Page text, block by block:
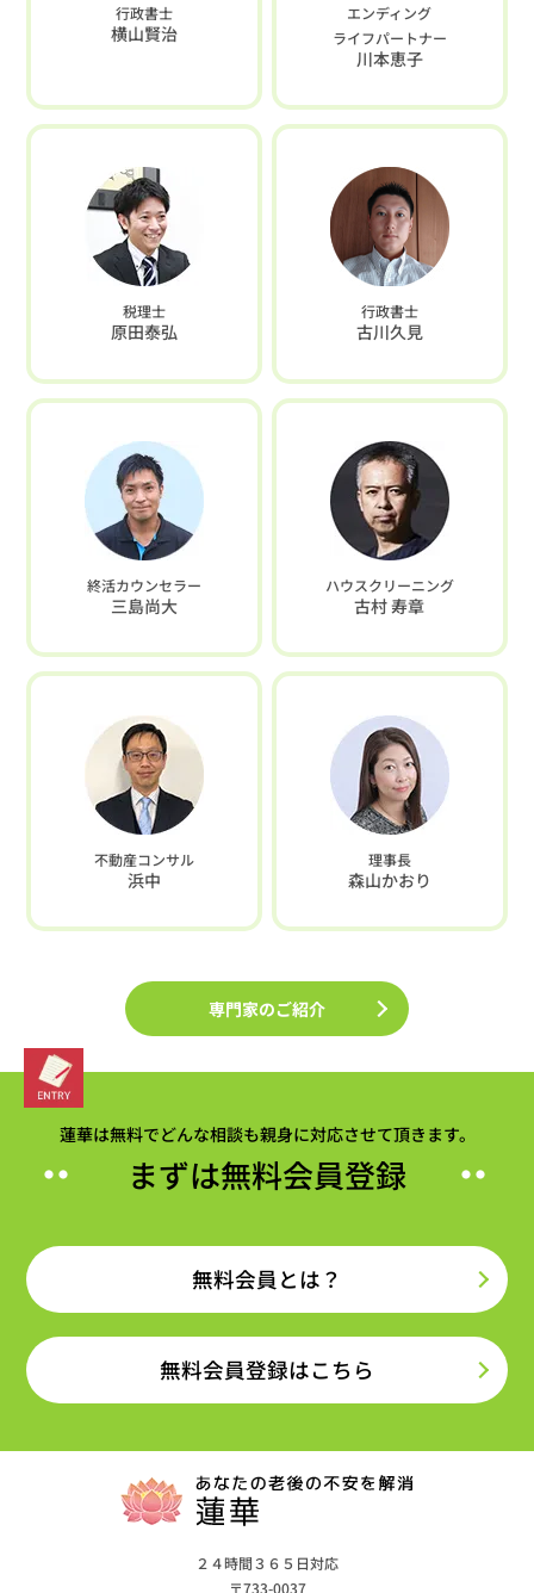
行政書士
横山賢治
エンディング
ライフパートナー
川本恵子
税理士
原田泰弘
行政書士
古川久見
終活カウンセラー
三島尚大
ハウスクリーニング
古村 寿章
不動産コンサル
浜中
理事長
森山かおり
専門家のご紹介
蓮華は無料でどんな相談も親身に対応させて頂きます。
まずは無料会員登録
無料会員とは？
無料会員登録はこちら
２４時間３６５日対応
〒733-0037